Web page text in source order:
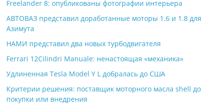
Freelander 8: опубликованы фотографии интерьера
АВТОВАЗ представил доработанные моторы 1.6 и 1.8 для
Азимута
НАМИ представил два новых турбодвигателя
Ferrari 12Cilindri Manuale: ненастоящая «механика»
Удлиненная Tesla Model Y L добралась до США
Критерии решения: поставщик моторного масла shell до
покупки или внедрения